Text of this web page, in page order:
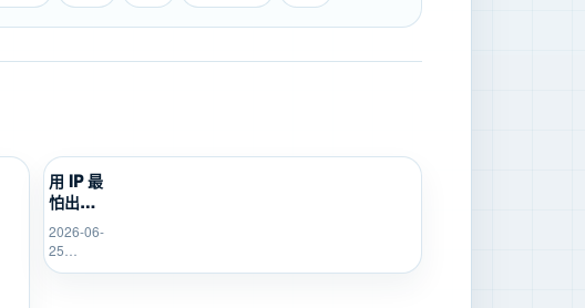
用 IP 最
怕出问
题没人
管？
SK5I...
2026-06-
25
21:40:14